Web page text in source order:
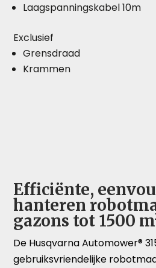
Laagspanningskabel 10m
Exclusief
Grensdraad
Krammen
Efficiënte,
hanteren
gazons tot 1500
De Husqvarna Automower®
gebruiksvriendelijke